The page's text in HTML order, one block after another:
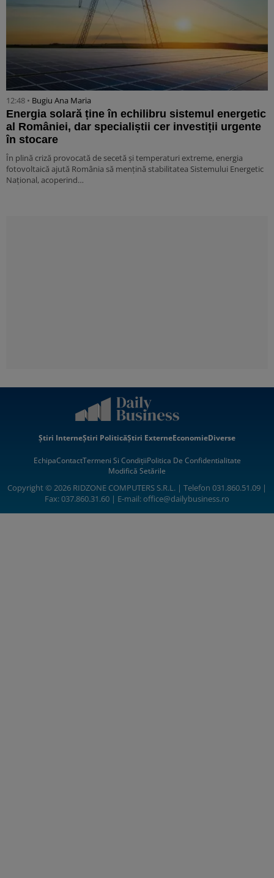
12:48 • Bugiu ⁠Ana Maria
Energia solară ține în echilibru sistemul energetic
al României, dar specialiștii cer investiții urgente
în stocare
În plină criză provocată de secetă și temperaturi extreme, energia
fotovoltaică ajută România să mențină stabilitatea Sistemului Energetic
Național, acoperind…
Știri InterneȘtiri PoliticăȘtiri ExterneEconomieDiverse
EchipaContactTermeni Si CondițiiPolitica De Confidentialitate
Modifică Setările
Copyright © 2026 RIDZONE COMPUTERS S.R.L. | Telefon 031.860.51.09 |
Fax: 037.860.31.60 | E-mail:office@dailybusiness.ro